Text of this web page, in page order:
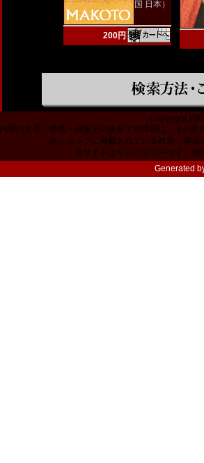
国 日本）
200円
Copyright
容の文章・価格・画像その他全ての情報は、その
本ショップに掲載されている社名、商
当サイトはリンクフリーです。相
Generated